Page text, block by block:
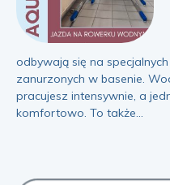
odbywają się na
zanurzonych w basenie.
pracujesz intensywnie, a
komfortowo. To także...